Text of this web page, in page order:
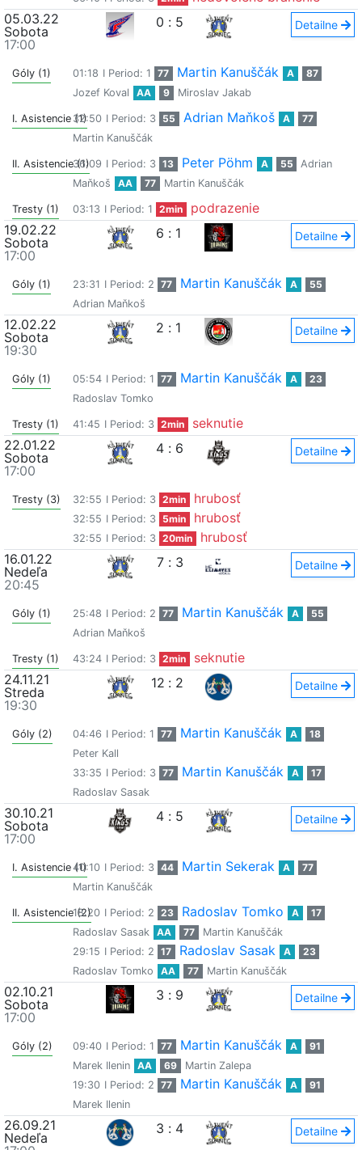
05.03.22
Sobota
17:00
0 : 5 Detailne
Góly (1) 01:18 I Period: 1 77 Martin Kanuščák A
87
Jozef Koval
AA 9 Miroslav Jakab
I. Asistencie (1)32:50 I Period: 3 55 Adrian Maňkoš A
77
Martin Kanuščák
II. Asistencie (1)
36:09 I Period: 3 13 Peter Pöhm A 55
Adrian
Maňkoš
AA 77 Martin Kanuščák
Tresty (1) 03:13 I Period: 1 2min
podrazenie
19.02.22
Sobota
17:00
6 : 1 Detailne
Góly (1) 23:31 I Period: 2 77 Martin Kanuščák A
55
Adrian Maňkoš
12.02.22
Sobota
19:30
2 : 1 Detailne
Góly (1) 05:54 I Period: 1 77 Martin Kanuščák A
23
Radoslav Tomko
Tresty (1) 41:45 I Period: 3 2min
seknutie
22.01.22
Sobota
17:00
4 : 6 Detailne
Tresty (3) 32:55 I Period: 3 2min hrubosť
32:55 I Period: 3 5min hrubosť
32:55 I Period: 3 20min
hrubosť
16.01.22
Nedeľa
20:45
7 : 3 Detailne
Góly (1) 25:48 I Period: 2 77 Martin Kanuščák A
55
Adrian Maňkoš
Tresty (1) 43:24 I Period: 3 2min
seknutie
24.11.21
Streda
19:30
12 : 2 Detailne
Góly (2) 04:46 I Period: 1 77 Martin Kanuščák A
18
Peter Kall
33:35 I Period: 3 77 Martin Kanuščák A
17
Radoslav Sasak
30.10.21
Sobota
17:00
4 : 5 Detailne
I. Asistencie (1)40:10 I Period: 3 44 Martin Sekerak A
77
Martin Kanuščák
II. Asistencie (2)
18:20 I Period: 2 23 Radoslav Tomko A
17
Radoslav Sasak
AA 77
Martin Kanuščák
29:15 I Period: 2 17 Radoslav Sasak A
23
Radoslav Tomko
AA 77 Martin Kanuščák
02.10.21
Sobota
17:00
3 : 9 Detailne
Góly (2) 09:40 I Period: 1 77 Martin Kanuščák A
91
Marek Ilenin
AA 69
Martin Zalepa
19:30 I Period: 2 77 Martin Kanuščák A
91
Marek Ilenin
26.09.21
Nedeľa
3 : 4 Detailne